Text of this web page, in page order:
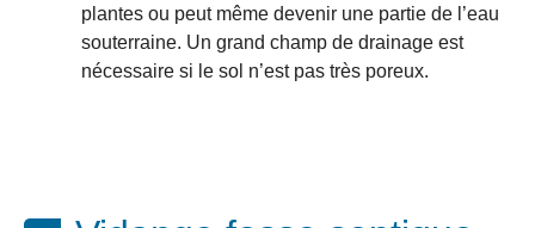
plantes ou peut même devenir une partie de l’eau
souterraine. Un grand champ de drainage est
nécessaire si le sol n’est pas très poreux.